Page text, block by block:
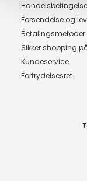
Forsendelse og
Betalingsmetoder
Sikker shopping
Kundeservice
Fortrydelsesret